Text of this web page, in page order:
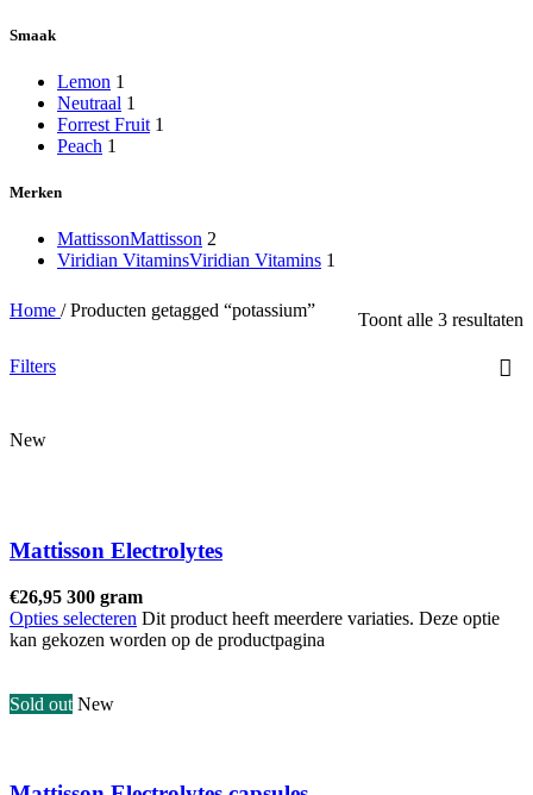
Smaak
Lemon 1
Neutraal 1
Forrest Fruit 1
Peach 1
Merken
MattissonMattisson 2
Viridian VitaminsViridian Vitamins 1
Home / Producten getagged “potassium” Toont alle 3 resultaten
Filters
New
Mattisson Electrolytes
€26,95 300 gram
Opties selecteren Dit product heeft meerdere variaties. Deze optie
kan gekozen worden op de productpagina
Sold out New